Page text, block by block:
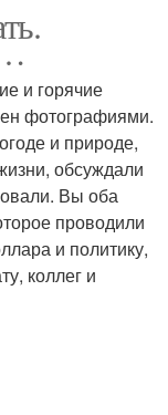
и горячие
фотографиями.
и природе,
обсуждали
Вы оба
проводили
и политику,
коллег и